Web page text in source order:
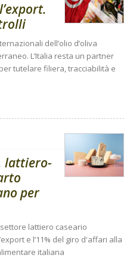
dell’olio d’oliva
L’Italia resta un partner
tutelare filiera, tracciabilità e
lattiero-
per
lattiero caseario
e l’11% del giro d'affari alla
italiana